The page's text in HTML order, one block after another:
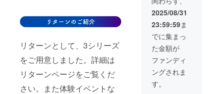
リターンとして、3シリーズ
をご用意しました。詳細は
リターンページをご覧くだ
さい。また体験イベントな
制作物
の著作
権は、
共同保
有とな
りま
す。
（権利
を保有
鳥取砂
丘を舞
台に宇
宙飛行
士訓練
を取り
入れ、
チーム
ビル
2025/08/31
23:59:59ま
でに集まっ
た金額が
ファンディ
ングされま
す。